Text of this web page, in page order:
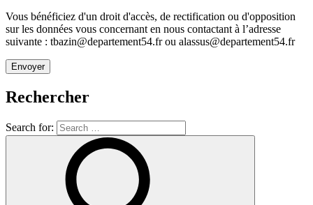
Vous bénéficiez d'un droit d'accès, de rectification ou d'opposition
sur les données vous concernant en nous contactant à l’adresse
suivante : tbazin@departement54.fr ou alassus@departement54.fr
Rechercher
Search for: